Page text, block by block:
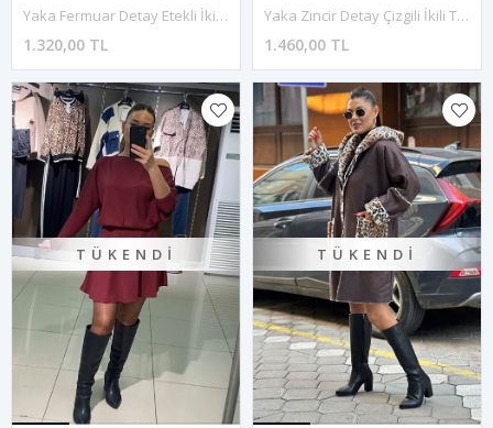
Yaka Fermuar Detay Etekli İkili Takım-Siyahrugan
1.320,00 TL
Yaka Zincir Detay Çizgili İkili Takım-Siyah Beyaz
1.460,00 TL
TÜKENDI TÜKENDI